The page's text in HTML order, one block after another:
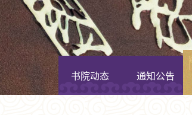
书院动态 通知公告